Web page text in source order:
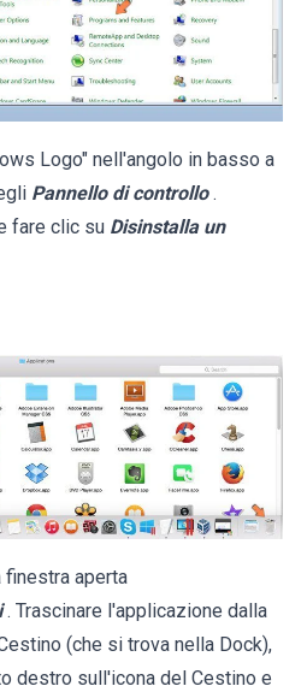
Logo" nell'angolo in basso a
Pannello di controllo .
fare clic su Disinstalla un
finestra aperta
. Trascinare l'applicazione dalla
(che si trova nella Dock),
destro sull'icona del Cestino e